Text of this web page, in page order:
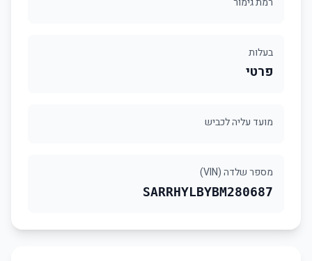
בעלות
פרטי
מועד עליה לכביש
מספר שלדה (VIN)
SARRHYLBYBM280687